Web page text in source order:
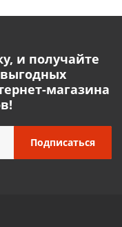
и получайте
магазина